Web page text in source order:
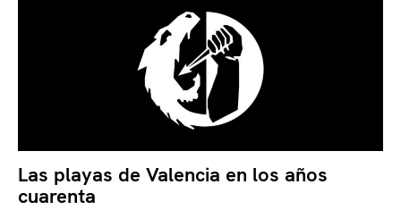
Las playas de Valencia en los años
cuarenta